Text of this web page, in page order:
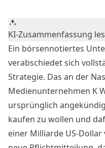
KI-Zusammenfassung
Ein börsennotiertes
verabschiedet sich
Strategie. Das an der
Medienunternehmen K
ursprünglich
kaufen zu wollen und
einer Milliarde US-